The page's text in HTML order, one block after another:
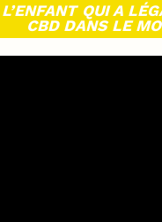
L’ENFANT QUI A
CBD DANS LE